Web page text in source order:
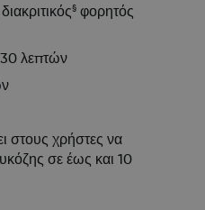
§φορητός
30 λεπτών
στους χρήστες να
σε έως και 10